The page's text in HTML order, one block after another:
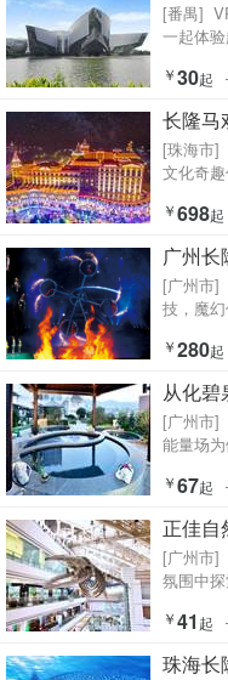
[番禺]
一起体
￥30起
长隆马
[珠海市]
文化奇趣
￥698起
广州长
[广州市]
技，魔
￥280起
从化碧
[广州市]
能量场为
￥67起
正佳自
[广州市]
氛围中探
￥41 起
珠海长